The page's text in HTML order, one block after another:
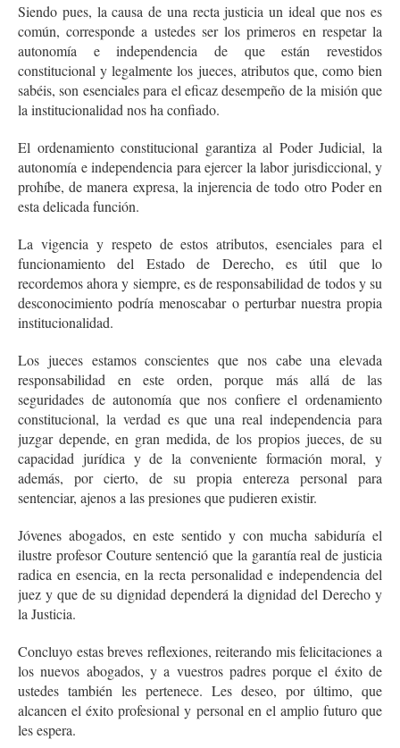
Siendo pues, la causa de una recta justicia un ideal que nos es
común, corresponde a ustedes ser los primeros en respetar la
autonomía e independencia de que están revestidos
constitucional y legalmente los jueces, atributos que, como bien
sabéis, son esenciales para el eficaz desempeño de la misión que
la institucionalidad nos ha confiado.
El ordenamiento constitucional garantiza al Poder Judicial, la
autonomía e independencia para ejercer la labor jurisdiccional, y
prohíbe, de manera expresa, la injerencia de todo otro Poder en
esta delicada función.
La vigencia y respeto de estos atributos, esenciales para el
funcionamiento del Estado de Derecho, es útil que lo
recordemos ahora y siempre, es de responsabilidad de todos y su
desconocimiento podría menoscabar o perturbar nuestra propia
institucionalidad.
Los jueces estamos conscientes que nos cabe una elevada
responsabilidad en este orden, porque más allá de las
seguridades de autonomía que nos confiere el ordenamiento
constitucional, la verdad es que una real independencia para
juzgar depende, en gran medida, de los propios jueces, de su
capacidad jurídica y de la conveniente formación moral, y
además, por cierto, de su propia entereza personal para
sentenciar, ajenos a las presiones que pudieren existir.
Jóvenes abogados, en este sentido y con mucha sabiduría el
ilustre profesor Couture sentenció que la garantía real de justicia
radica en esencia, en la recta personalidad e independencia del
juez y que de su dignidad dependerá la dignidad del Derecho y
la Justicia.
Concluyo estas breves reflexiones, reiterando mis felicitaciones a
los nuevos abogados, y a vuestros padres porque el éxito de
ustedes también les pertenece. Les deseo, por último, que
alcancen el éxito profesional y personal en el amplio futuro que
les espera.